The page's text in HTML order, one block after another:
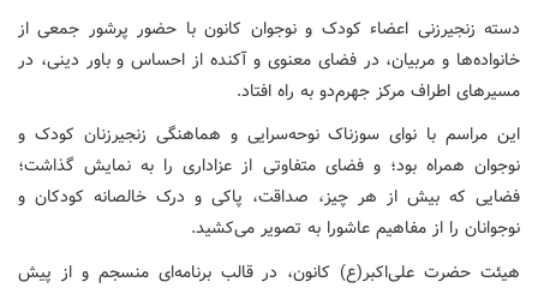
دسته زنجیرزنی اعضاء کودک و نوجوان کانون با حضور پرشور جمعی از
خانواده‌ها و مربیان، در فضای معنوی و آکنده از احساس و باور دینی، در
مسیرهای اطراف مرکز جهرم‌دو به راه افتاد.
این مراسم با نوای سوزناک نوحه‌سرایی و هماهنگی زنجیرزنان کودک و
نوجوان همراه بود؛ و فضای متفاوتی از عزاداری را به نمایش گذاشت؛
فضایی که بیش از هر چیز، صداقت، پاکی و درک خالصانه کودکان و
نوجوانان را از مفاهیم عاشورا به تصویر می‌کشید.
هیئت حضرت علی‌اکبر(ع) کانون، در قالب برنامه‌ای منسجم و از پیش